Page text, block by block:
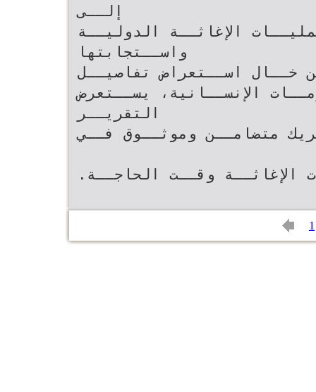
إلــى‬
الإغاثــة الدوليــة
واســتجابتها‬
الطــوارئ‪ .‬ومــن خــال اســتعراض تفاصيــل‬
‫مســاهماتها فــي الأزمــات الإنســانية‪ ،‬يســتعرض
التقريــر‬
متضامــن وموثــوق فــي‬
1